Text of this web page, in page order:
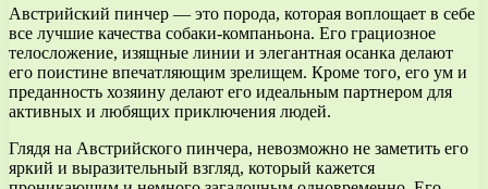
Австрийский пинчер — это порода, которая воплощает в себе
все лучшие качества собаки-компаньона. Его грациозное
телосложение, изящные линии и элегантная осанка делают
его поистине впечатляющим зрелищем. Кроме того, его ум и
преданность хозяину делают его идеальным партнером для
активных и любящих приключения людей.
Глядя на Австрийского пинчера, невозможно не заметить его
яркий и выразительный взгляд, который кажется